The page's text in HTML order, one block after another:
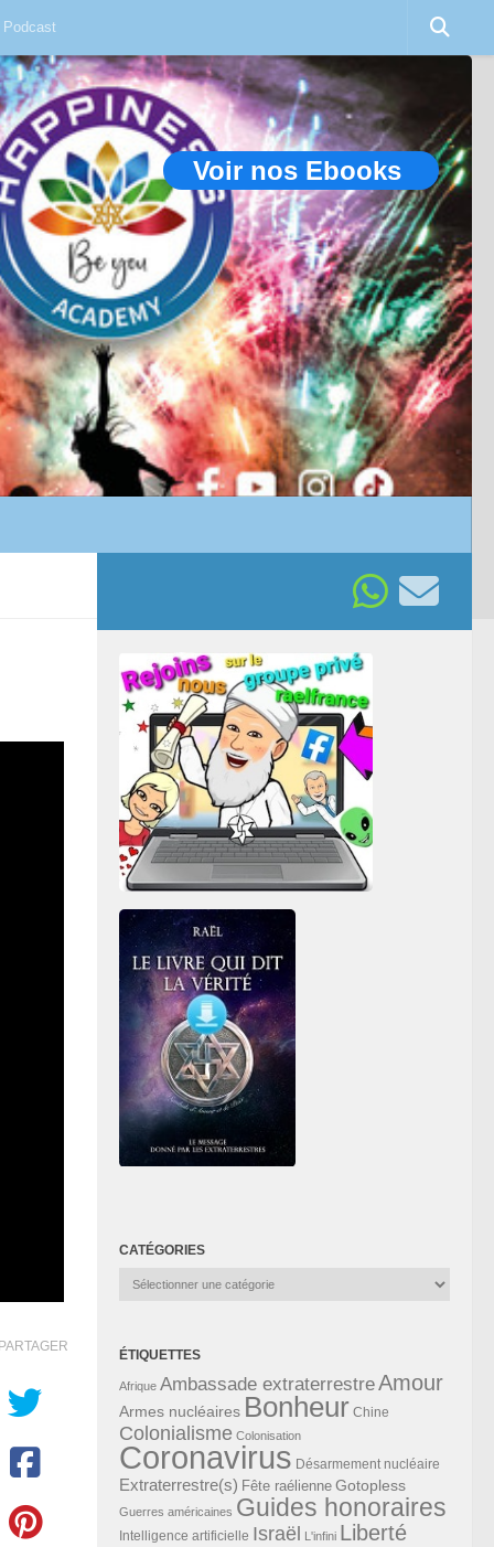
Voir nos Ebooks
CATÉGORIES
Catégories
ÉTIQUETTES
Afrique Ambassade extraterrestreAmour
Armes nucléaires Bonheur Chine
Colonialisme Colonisation
Coronavirus Désarmement nucléaire
Extraterrestre(s) Fête raélienne Gotopless
Guerres américaines Guides honoraires
Intelligence artificielle Israël L'infini Liberté